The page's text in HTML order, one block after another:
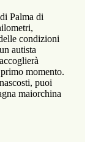
Palma di
condizioni
autista
momento.
puoi
maiorchina